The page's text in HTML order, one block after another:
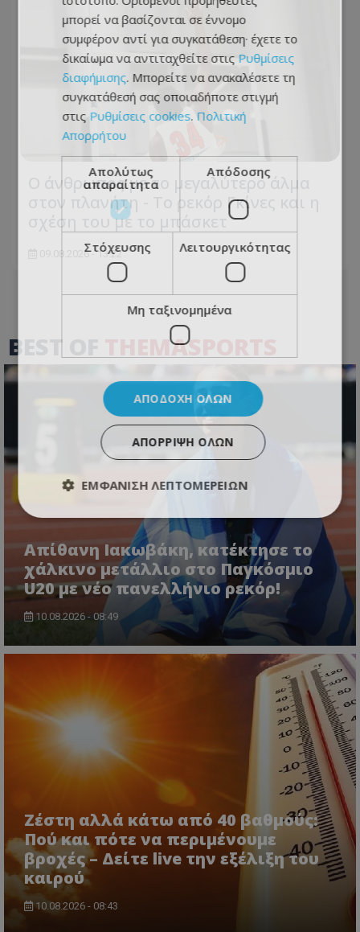
Ο άνθρωπος με το μεγαλύτερο άλμα
στον πλανήτη - Το ρεκόρ Γκίνες και η
σχέση του με το μπάσκετ
09.08.2026 - 13:22
BEST OF THEMASPORTS
Απίθανη Ιακωβάκη, κατέκτησε το
χάλκινο μετάλλιο στο Παγκόσμιο
U20 με νέο πανελλήνιο ρεκόρ!
10.08.2026 - 08:49
Ζέστη αλλά κάτω από 40 βαθμούς:
Πού και πότε να περιμένουμε
βροχές – Δείτε live την εξέλιξη του
καιρού
10.08.2026 - 08:43
μπορεί να βασίζονται σε έννομο
συμφέρον αντί για συγκατάθεση· έχετε το
δικαίωμα να αντιταχθείτε στις Ρυθμίσεις
διαφήμισης. Μπορείτε να ανακαλέσετε τη
συγκατάθεσή σας οποιαδήποτε στιγμή
στις Ρυθμίσεις cookies. Πολιτική
Απορρήτου
Απολύτως
απαραίτητα
Απόδοσης
Στόχευσης Λειτουργικότητας
Μη ταξινομημένα
ΑΠΟΔΟΧΉ ΌΛΩΝ
ΑΠΌΡΡΙΨΗ ΌΛΩΝ
ΕΜΦΆΝΙΣΗ ΛΕΠΤΟΜΕΡΕΙΏΝ